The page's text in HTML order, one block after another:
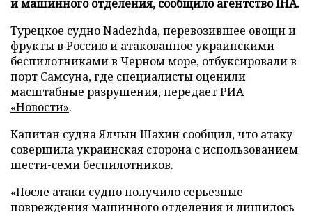
и машинного отделения, сообщило агентство IHA.
Турецкое судно Nadezhda, перевозившее овощи и
фрукты в Россию и атакованное украинскими
беспилотниками в Черном море, отбуксировали в
порт Самсуна, где специалисты оценили
масштабные разрушения, передаетРИА
«Новости».
Капитан судна Ялчын Шахин сообщил, что атаку
совершила украинская сторона с использованием
шести-семи беспилотников.
«После атаки судно получило серьезные
повреждения машинного отделения и лишилось